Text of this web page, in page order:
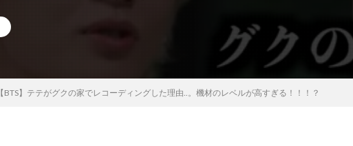
【BTS】テテがグクの家でレコーディングした理由..。機材のレベルが高すぎる！！！？